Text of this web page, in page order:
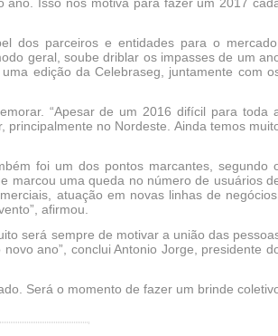
dos parceiros e entidades para o mercado.
geral, soube driblar os impasses de um
edição da Celebraseg, juntamente com
“Apesar de um 2016 difícil para toda
no Nordeste. Ainda temos
foi um dos pontos marcantes, segundo
marcou uma queda no número de usuários
atuação em novas linhas de negócios,
afirmou.
será sempre de motivar a união das
ano”, conclui Antonio Jorge, presidente
Será o momento de fazer um brinde